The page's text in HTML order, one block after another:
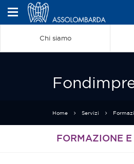
Chi siamo
Home Servizi
FORMAZIONE